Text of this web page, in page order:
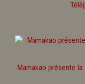
Mamakao présente la